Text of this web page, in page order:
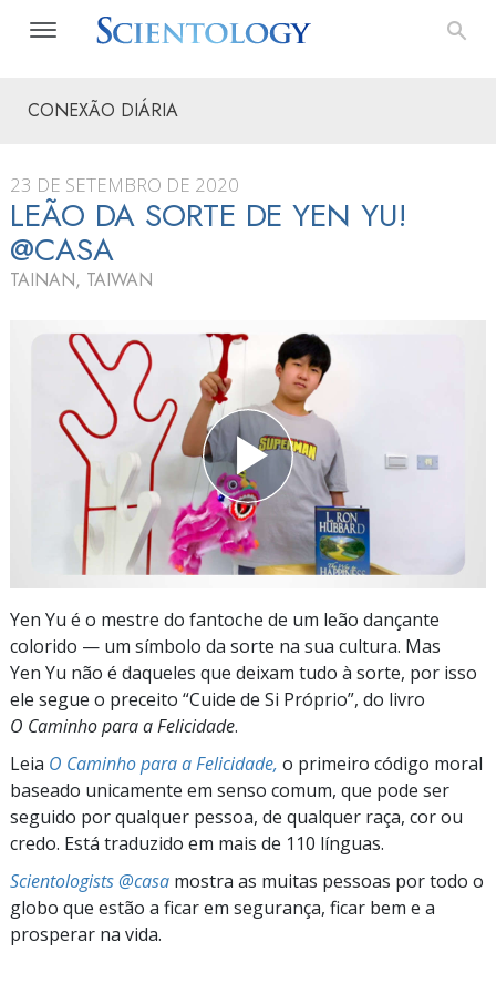
CONEXÃO DIÁRIA
23 DE SETEMBRO DE 2020
LEÃO DA SORTE DE YEN YU!
@CASA
TAINAN, TAIWAN
Yen Yu é o mestre do fantoche de um leão dançante
colorido — um símbolo da sorte na sua cultura. Mas
Yen Yu não é daqueles que deixam tudo à sorte, por isso
ele segue o preceito “Cuide de Si Próprio”, do livro
O Caminho para a Felicidade.
Leia O Caminho para a Felicidade, o primeiro código moral
baseado unicamente em senso comum, que pode ser
seguido por qualquer pessoa, de qualquer raça, cor ou
credo. Está traduzido em mais de 110 línguas.
Scientologists @casa mostra as muitas pessoas por todo o
globo que estão a ficar em segurança, ficar bem e a
prosperar na vida.